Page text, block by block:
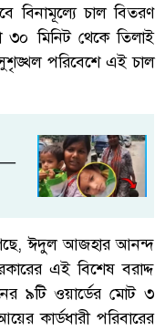
বিনামূল্যে চাল বিতরণ
মিনিট থেকে তিলাই
পরিবেশে এই চাল
ঈদুল আজহার আনন্দ
এই বিশেষ বরাদ্দ
৯টি ওয়ার্ডের মোট ৩
কার্ডধারী পরিবারের